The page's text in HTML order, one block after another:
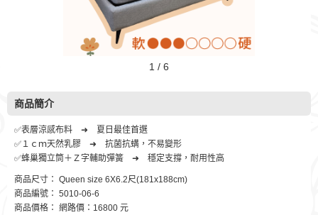
1 / 6
商品簡介
✅表層涼感布料 ➜ 夏日最佳首選
✅１ｃｍ天然乳膠 ➜ 抗菌抗螨，不易變形
✅蜂巢獨立筒＋Ｚ字輔助彈簧 ➜ 穩定支撐，耐用性高
商品尺寸： Queen size 6X6.2尺(181x188cm)
商品編號： 5010-06-6
商品價格： 網路價：16800 元